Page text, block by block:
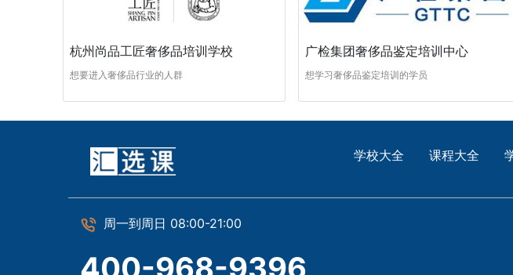
杭州尚品工匠奢侈品培训学校
想要进入奢侈品行业的人群
广检集团奢侈品鉴定培训中心
想学习奢侈品鉴定培训的学员
学校大全 课程大全
周一到周日 08:00-21:00